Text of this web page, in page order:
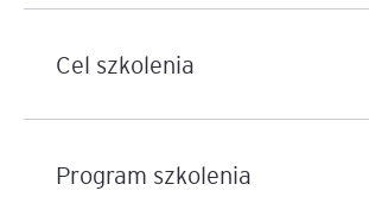
od teraz będą standardem dla każdego
Cel szkolenia
Program szkolenia